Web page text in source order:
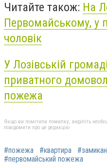
Читайте також: На
Первомайському, у
чоловік
У Лозівській
приватного
пожежа
Якщо ви помітили помилку, виділіть
повідомити про це редакцію
#пожежа #квартира
#первомайський пожежа